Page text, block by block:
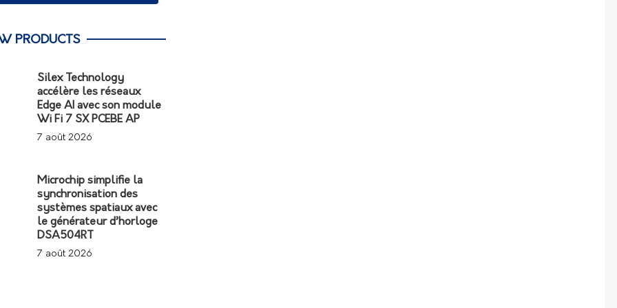
PRODUCTS
Silex Technology
accélère les réseaux
Edge AI avec son module
Wi Fi 7 SX PCEBE AP
7 août 2026
Microchip simplifie la
synchronisation des
systèmes spatiaux avec
le générateur d’horloge
DSA504RT
7 août 2026